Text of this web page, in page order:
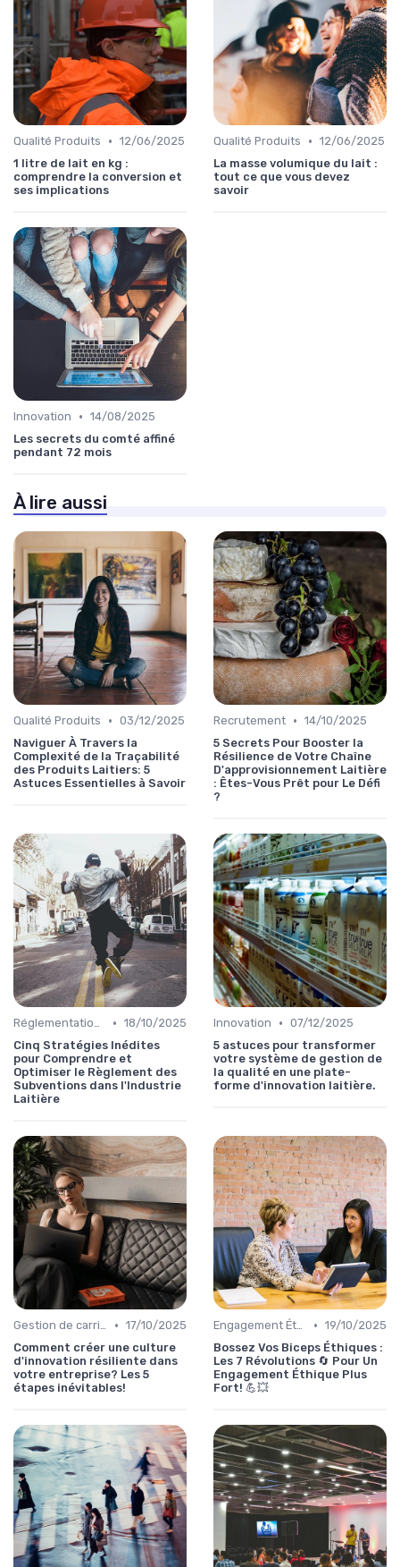
Qualité Produits • 12/06/2025
1 litre de lait en kg :
comprendre la conversion et
ses implications
Qualité Produits • 12/06/2025
La masse volumique du lait :
tout ce que vous devez
savoir
Innovation • 14/08/2025
Les secrets du comté affiné
pendant 72 mois
À lire aussi
Qualité Produits • 03/12/2025
Naviguer À Travers la
Complexité de la Traçabilité
des Produits Laitiers: 5
Astuces Essentielles à Savoir
Recrutement • 14/10/2025
5 Secrets Pour Booster la
Résilience de Votre Chaîne
D'approvisionnement Laitière
: Êtes-Vous Prêt pour Le Défi
?
Réglementations & Conformité • 18/10/2025
Cinq Stratégies Inédites
pour Comprendre et
Optimiser le Règlement des
Subventions dans l'Industrie
Laitière
Innovation • 07/12/2025
5 astuces pour transformer
votre système de gestion de
la qualité en une plate-
forme d'innovation laitière.
Gestion de carrière • 17/10/2025
Comment créer une culture
d'innovation résiliente dans
votre entreprise? Les 5
étapes inévitables!
Engagement Éthique • 19/10/2025
Bossez Vos Biceps Éthiques :
Les 7 Révolutions 🔄 Pour Un
Engagement Éthique Plus
Fort! 💪💥